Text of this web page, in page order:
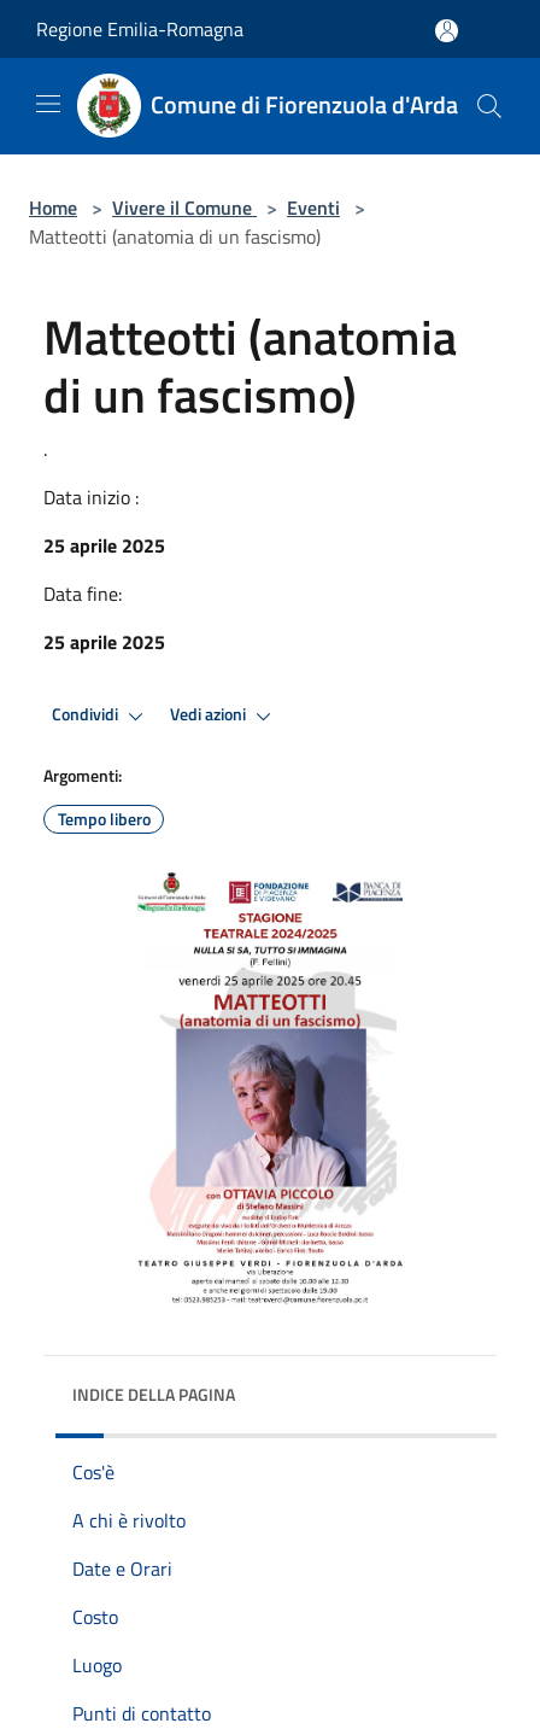
Regione Emilia-Romagna
Comune di Fiorenzuola d'Arda
Home > Vivere il Comune > Eventi >
Matteotti (anatomia di un fascismo)
Matteotti (anatomia
di un fascismo)
.
Data inizio :
25 aprile 2025
Data fine:
25 aprile 2025
Condividi Vedi azioni
Argomenti:
Tempo libero
INDICE DELLA PAGINA
Cos'è
A chi è rivolto
Date e Orari
Costo
Luogo
Punti di contatto